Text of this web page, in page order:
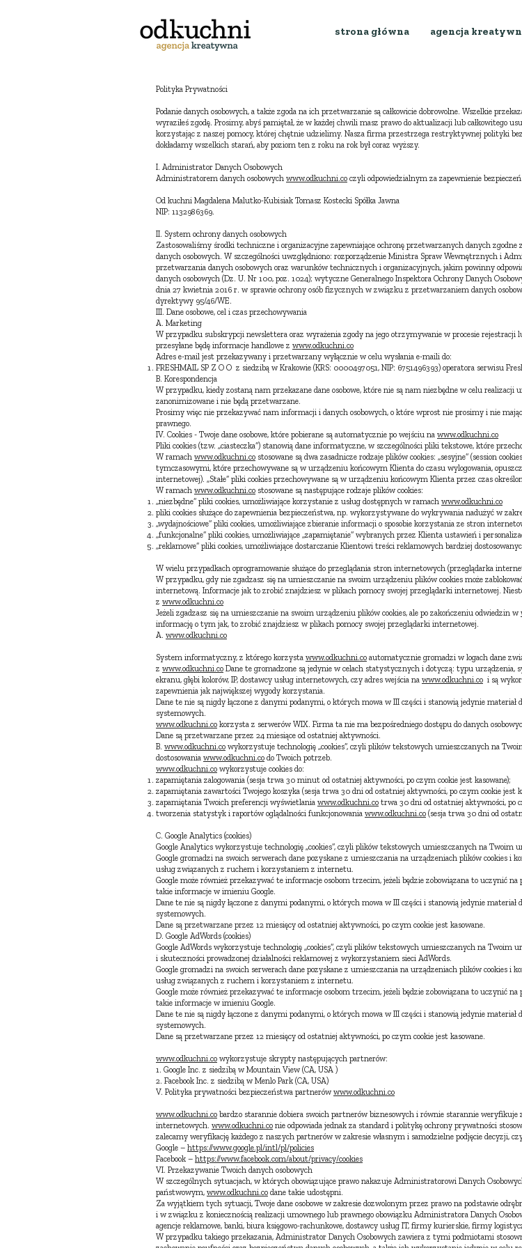
strona główna agencja
Polityka Prywatności
Podanie danych osobowych, a także zgoda na ich przetwarzanie są całkowicie dobrowolne. Wszelkie
wyraziłeś zgodę. Prosimy, abyś pamiętał, że w każdej chwili masz prawo do aktualizacji lub całkowitego
korzystając z naszej pomocy, której chętnie udzielimy. Nasza firma przestrzega restryktywnej polityki
dokładamy wszelkich starań, aby poziom ten z roku na rok był coraz wyższy.
I. Administrator Danych Osobowych
Administratorem danych osobowych www.odkuchni.co czyli odpowiedzialnym za zapewnienie
Od kuchni Magdalena Malutko-Kubisiak Tomasz Kostecki Spółka Jawna
NIP: 1132986369.
II. System ochrony danych osobowych
Zastosowaliśmy środki techniczne i organizacyjne zapewniające ochronę przetwarzanych danych
danych osobowych. W szczególności uwzględniono: rozporządzenie Ministra Spraw Wewnętrznych i
przetwarzania danych osobowych oraz warunków technicznych i organizacyjnych, jakim powinny
danych osobowych (Dz. U. Nr 100, poz. 1024); wytyczne Generalnego Inspektora Ochrony Danych
dnia 27 kwietnia 2016 r. w sprawie ochrony osób fizycznych w związku z przetwarzaniem danych
dyrektywy 95/46/WE.
III. Dane osobowe, cel i czas przechowywania
A. Marketing
W przypadku subskrypcji newslettera oraz wyrażenia zgody na jego otrzymywanie w procesie rejestracji
przesyłane będę informacje handlowe z www.odkuchni.co
Adres e-mail jest przekazywany i przetwarzany wyłącznie w celu wysłania e-maili do:
FRESHMAIL SP Z O O z siedzibą w Krakowie (KRS: 0000497051, NIP: 6751496393) operatora serwisu
B. Korespondencja
W przypadku, kiedy zostaną nam przekazane dane osobowe, które nie są nam niezbędne w celu
zanonimizowane i nie będą przetwarzane.
Prosimy więc nie przekazywać nam informacji i danych osobowych, o które wprost nie prosimy i nie
prawnego.
IV. Cookies - Twoje dane osobowe, które pobierane są automatycznie po wejściu na www.odkuchni.co
Pliki cookies (tzw. „ciasteczka”) stanowią dane informatyczne, w szczególności pliki tekstowe, które
W ramach www.odkuchni.co stosowane są dwa zasadnicze rodzaje plików cookies: „sesyjne” (session
tymczasowymi, które przechowywane są w urządzeniu końcowym Klienta do czasu wylogowania,
internetowej). „Stałe” pliki cookies przechowywane są w urządzeniu końcowym Klienta przez czas
W ramach www.odkuchni.co stosowane są następujące rodzaje plików cookies:
„niezbędne” pliki cookies, umożliwiające korzystanie z usług dostępnych w ramach www.odkuchni.co
pliki cookies służące do zapewnienia bezpieczeństwa, np. wykorzystywane do wykrywania nadużyć w
„wydajnościowe” pliki cookies, umożliwiające zbieranie informacji o sposobie korzystania ze stron
„funkcjonalne” pliki cookies, umożliwiające „zapamiętanie” wybranych przez Klienta ustawień i
„reklamowe” pliki cookies, umożliwiające dostarczanie Klientowi treści reklamowych bardziej
W wielu przypadkach oprogramowanie służące do przeglądania stron internetowych (przeglądarka
W przypadku, gdy nie zgadzasz się na umieszczanie na swoim urządzeniu plików cookies może
internetową. Informacje jak to zrobić znajdziesz w plikach pomocy swojej przeglądarki internetowej.
z www.odkuchni.co
Jeżeli zgadzasz się na umieszczanie na swoim urządzeniu plików cookies, ale po zakończeniu odwiedzin w
informację o tym jak, to zrobić znajdziesz w plikach pomocy swojej przeglądarki internetowej.
A. www.odkuchni.co
System informatyczny, z którego korzysta www.odkuchni.co automatycznie gromadzi w logach dane
z www.odkuchni.co Dane te gromadzone są jedynie w celach statystycznych i dotyczą: typu urządzenia,
ekranu, głębi kolorów, IP, dostawcy usług internetowych, czy adres wejścia na www.odkuchni.co i są
zapewnienia jak największej wygody korzystania.
Dane te nie są nigdy łączone z danymi podanymi, o których mowa w III części i stanowią jedynie
systemowych.
www.odkuchni.co korzysta z serwerów WIX. Firma ta nie ma bezpośredniego dostępu do danych
Dane są przetwarzane przez 24 miesiące od ostatniej aktywności.
B. www.odkuchni.co wykorzystuje technologię „cookies”, czyli plików tekstowych umieszczanych na
dostosowania www.odkuchni.co do Twoich potrzeb.
www.odkuchni.co wykorzystuje cookies do:
zapamiętania zalogowania (sesja trwa 30 minut od ostatniej aktywności, po czym cookie jest kasowane);
zapamiętania zawartości Twojego koszyka (sesja trwa 30 dni od ostatniej aktywności, po czym cookie jest
zapamiętania Twoich preferencji wyświetlania www.odkuchni.co trwa 30 dni od ostatniej aktywności, po
tworzenia statystyk i raportów oglądalności funkcjonowania www.odkuchni.co (sesja trwa 30 dni od
C. Google Analytics (cookies)
Google Analytics wykorzystuje technologię „cookies”, czyli plików tekstowych umieszczanych na Twoim
Google gromadzi na swoich serwerach dane pozyskane z umieszczania na urządzeniach plików
usług związanych z ruchem i korzystaniem z internetu.
Google może również przekazywać te informacje osobom trzecim, jeżeli będzie zobowiązana to uczynić
takie informacje w imieniu Google.
Dane te nie są nigdy łączone z danymi podanymi, o których mowa w III części i stanowią jedynie
systemowych.
Dane są przetwarzane przez 12 miesięcy od ostatniej aktywności, po czym cookie jest kasowane.
D. Google AdWords (cookies)
Google AdWords wykorzystuje technologię „cookies”, czyli plików tekstowych umieszczanych na Twoim
i skuteczności prowadzonej działalności reklamowej z wykorzystaniem sieci AdWords.
Google gromadzi na swoich serwerach dane pozyskane z umieszczania na urządzeniach plików
usług związanych z ruchem i korzystaniem z internetu.
Google może również przekazywać te informacje osobom trzecim, jeżeli będzie zobowiązana to uczynić
takie informacje w imieniu Google.
Dane te nie są nigdy łączone z danymi podanymi, o których mowa w III części i stanowią jedynie
systemowych.
Dane są przetwarzane przez 12 miesięcy od ostatniej aktywności, po czym cookie jest kasowane.
www.odkuchni.co wykorzystuje skrypty następujących partnerów:
1. Google Inc. z siedzibą w Mountain View (CA, USA )
2. Facebook Inc. z siedzibą w Menlo Park (CA, USA)
V. Polityka prywatności bezpieczeństwa partnerów www.odkuchni.co
www.odkuchni.co bardzo starannie dobiera swoich partnerów biznesowych i równie starannie weryfikuje
internetowych. www.odkuchni.co nie odpowiada jednak za standard i politykę ochrony prywatności
zalecamy weryfikację każdego z naszych partnerów w zakresie własnym i samodzielne podjęcie decyzji,
Google – https://www.google.pl/intl/pl/policies
Facebook – https://www.facebook.com/about/privacy/cookies
VI. Przekazywanie Twoich danych osobowych
W szczególnych sytuacjach, w których obowiązujące prawo nakazuje Administratorowi Danych
państwowym, www.odkuchni.co dane takie udostępni.
Za wyjątkiem tych sytuacji, Twoje dane osobowe w zakresie dozwolonym przez prawo na podstawie
i w związku z koniecznością realizacji umownego lub prawnego obowiązku Administratora Danych
agencje reklamowe, banki, biura księgowo-rachunkowe, dostawcy usług IT, firmy kurierskie, firmy
W przypadku takiego przekazania, Administrator Danych Osobowych zawiera z tymi podmiotami